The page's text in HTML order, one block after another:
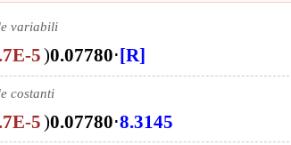
variabili
5)0.07780⋅[R]
costanti
5)0.07780⋅8.3145